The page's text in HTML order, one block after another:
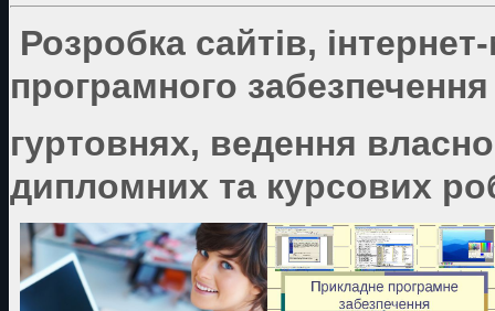
Розробка сайтів,
програмного
гуртовнях, ведення
дипломних та курсових